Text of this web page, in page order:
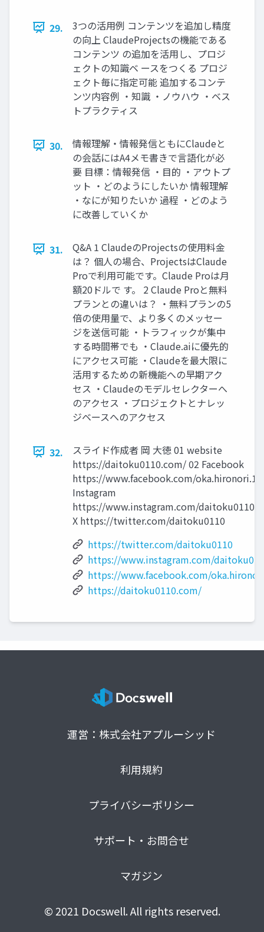
29.
3つの活用例 コンテンツを追加し精度
の向上 ClaudeProjectsの機能である
コンテンツ の追加を活用し、プロジ
ェクトの知識ベ ースをつくる プロジ
ェクト毎に指定可能 追加するコンテ
ンツ内容例 ・知識 ・ノウハウ ・ベス
トプラクティス
30.
情報理解・情報発信ともにClaudeと
の会話にはA4メモ書きで言語化が必
要 目標：情報発信 ・目的 ・アウトプ
ット ・どのようにしたいか 情報理解
・なにが知りたいか 過程 ・どのよう
に改善していくか
31.
Q&A 1 ClaudeのProjectsの使用料金
は？ 個人の場合、ProjectsはClaude
Proで利用可能です。Claude Proは月
額20ドルで す。 2 Claude Proと無料
プランとの違いは？ ・無料プランの5
倍の使用量で、より多くのメッセー
ジを送信可能 ・トラフィックが集中
する時間帯でも ・Claude.aiに優先的
にアクセス可能 ・Claudeを最大限に
活用するための新機能への早期アク
セス ・Claudeのモデルセレクターへ
のアクセス ・プロジェクトとナレッ
ジベースへのアクセス
32.
スライド作成者 岡 大徳 01 website
https://daitoku0110.com/ 02 Facebook
https://www.facebook.com/oka.hironori.1
Instagram
https://www.instagram.com/daitoku0110/
X https://twitter.com/daitoku0110
https://twitter.com/daitoku0110
https://www.instagram.com/
https://www.facebook.com/
https://daitoku0110.com/
運営：株式会社アプルーシッド
利用規約
プライバシーポリシー
サポート・お問合せ
マガジン
© 2021 Docswell. All rights reserved.